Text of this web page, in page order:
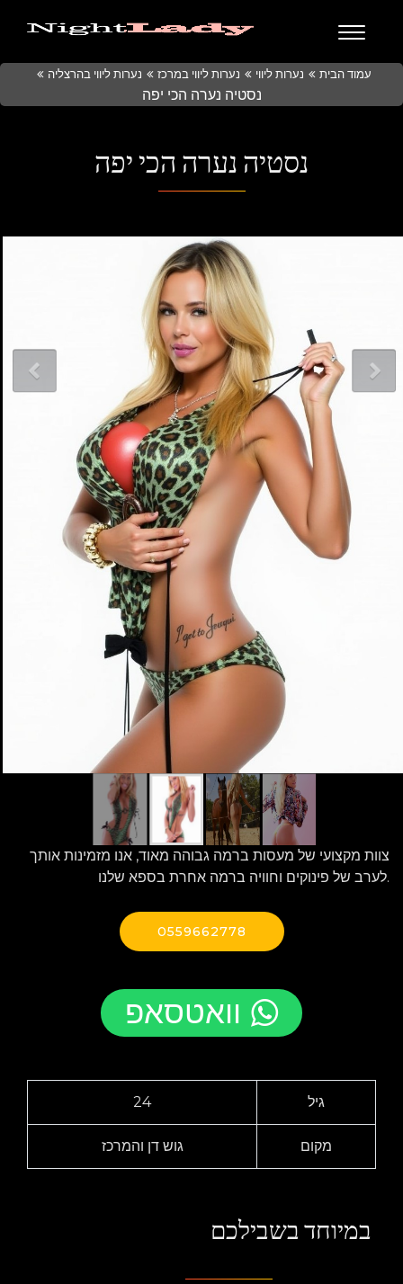
עמוד הבית נערות ליווי נערות ליווי במרכז נערות ליווי בהרצליה
נסטיה נערה הכי יפה
נסטיה נערה הכי יפה
צוות מקצועי של מעסות ברמה גבוהה מאוד, אנו מזמינות אותך
לערב של פינוקים וחוויה ברמה אחרת בספא שלנו.
0559662778
וואטסאפ
24 גיל
גוש דן והמרכז מקום
במיוחד בשבילכם